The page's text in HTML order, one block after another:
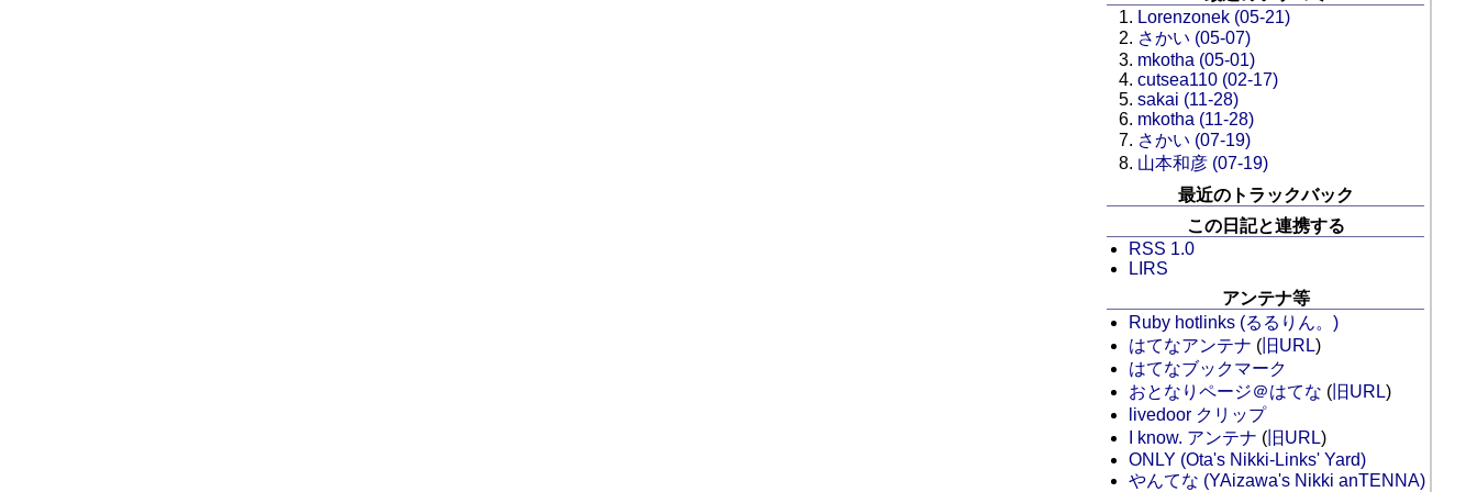
Lorenzonek (05-21)
さかい (05-07)
mkotha (05-01)
cutsea110 (02-17)
sakai (11-28)
mkotha (11-28)
さかい (07-19)
山本和彦 (07-19)
最近のトラックバック
この日記と連携する
RSS 1.0
LIRS
アンテナ等
Ruby hotlinks (るるりん。)
はてなアンテナ ( 旧URL)
はてなブックマーク
おとなりページ＠はてな ( 旧URL)
livedoor クリップ
I know. アンテナ ( 旧URL)
ONLY (Ota's Nikki-Links' Yard)
やんてな (YAizawa's Nikki anTENNA)